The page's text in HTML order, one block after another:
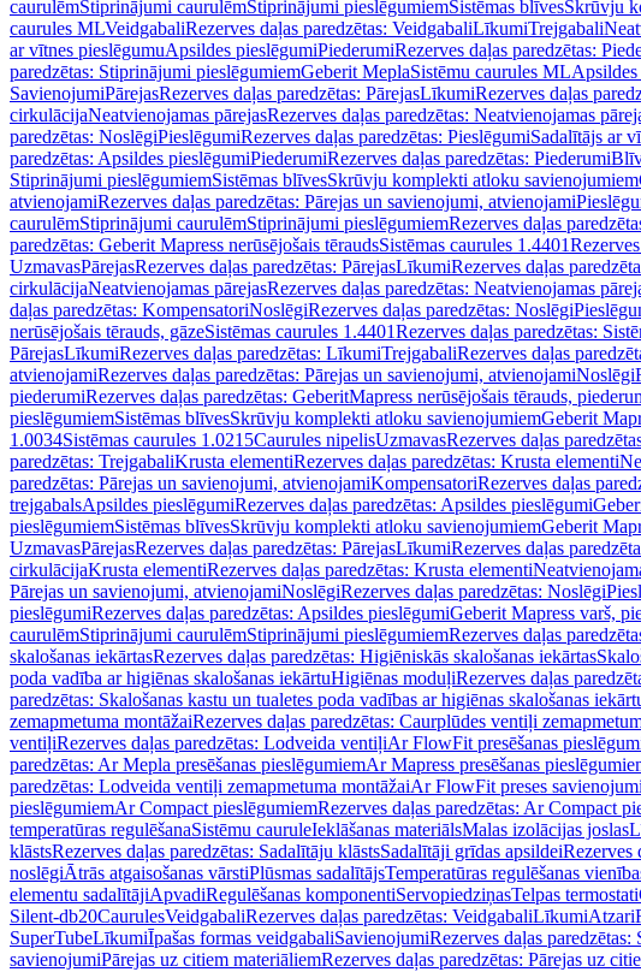
caurulēmStiprinājumi caurulēmStiprinājumi pieslēgumiemSistēmas blīvesSkrūvju
caurules MLVeidgabaliRezerves daļas paredzētas: VeidgabaliLīkumiTrejgabali
ar vītnes pieslēgumuApsildes pieslēgumiPiederumiRezerves daļas paredzētas:
paredzētas: Stiprinājumi pieslēgumiemGeberit MeplaSistēmu caurules ML
SavienojumiPārejasRezerves daļas paredzētas: PārejasLīkumiRezerves daļas
cirkulācijaNeatvienojamas pārejasRezerves daļas paredzētas: Neatvienojamas
paredzētas: NoslēgiPieslēgumiRezerves daļas paredzētas: PieslēgumiSadalītājs ar
paredzētas: Apsildes pieslēgumiPiederumiRezerves daļas paredzētas: Piederumi
Stiprinājumi pieslēgumiemSistēmas blīvesSkrūvju komplekti atloku savienojumiem
atvienojamiRezerves daļas paredzētas: Pārejas un savienojumi, atvienojami
caurulēmStiprinājumi caurulēmStiprinājumi pieslēgumiemRezerves daļas
paredzētas: Geberit Mapress nerūsējošais tēraudsSistēmas caurules 1.4401
UzmavasPārejasRezerves daļas paredzētas: PārejasLīkumiRezerves daļas
cirkulācijaNeatvienojamas pārejasRezerves daļas paredzētas: Neatvienojamas
daļas paredzētas: KompensatoriNoslēgiRezerves daļas paredzētas: Noslēgi
nerūsējošais tērauds, gāzeSistēmas caurules 1.4401Rezerves daļas paredzētas:
PārejasLīkumiRezerves daļas paredzētas: LīkumiTrejgabaliRezerves daļas
atvienojamiRezerves daļas paredzētas: Pārejas un savienojumi, atvienojamiNoslēgi
piederumiRezerves daļas paredzētas: GeberitMapress nerūsējošais tērauds,
pieslēgumiemSistēmas blīvesSkrūvju komplekti atloku savienojumiemGeberit
1.0034Sistēmas caurules 1.0215Caurules nipelisUzmavasRezerves daļas
paredzētas: TrejgabaliKrusta elementiRezerves daļas paredzētas: Krusta elementi
paredzētas: Pārejas un savienojumi, atvienojamiKompensatoriRezerves daļas
trejgabalsApsildes pieslēgumiRezerves daļas paredzētas: Apsildes pieslēgumi
pieslēgumiemSistēmas blīvesSkrūvju komplekti atloku savienojumiemGeberit
UzmavasPārejasRezerves daļas paredzētas: PārejasLīkumiRezerves daļas
cirkulācijaKrusta elementiRezerves daļas paredzētas: Krusta elementi
Pārejas un savienojumi, atvienojamiNoslēgiRezerves daļas paredzētas: Noslēgi
pieslēgumiRezerves daļas paredzētas: Apsildes pieslēgumiGeberit Mapress varš,
caurulēmStiprinājumi caurulēmStiprinājumi pieslēgumiemRezerves daļas
skalošanas iekārtasRezerves daļas paredzētas: Higiēniskās skalošanas iekārtas
poda vadība ar higiēnas skalošanas iekārtuHigiēnas moduļiRezerves daļas
paredzētas: Skalošanas kastu un tualetes poda vadības ar higiēnas skalošanas
zemapmetuma montāžaiRezerves daļas paredzētas: Caurplūdes ventiļi
ventiļiRezerves daļas paredzētas: Lodveida ventiļiAr FlowFit presēšanas
paredzētas: Ar Mepla presēšanas pieslēgumiemAr Mapress presēšanas
paredzētas: Lodveida ventiļi zemapmetuma montāžaiAr FlowFit preses
pieslēgumiemAr Compact pieslēgumiemRezerves daļas paredzētas: Ar Compact
temperatūras regulēšanaSistēmu cauruleIeklāšanas materiālsMalas izolācijas joslas
klāstsRezerves daļas paredzētas: Sadalītāju klāstsSadalītāji grīdas apsildeiRezerves
noslēgiĀtrās atgaisošanas vārstiPlūsmas sadalītājsTemperatūras regulēšanas
elementu sadalītājiApvadiRegulēšanas komponentiServopiedziņasTelpas termostati
Silent-db20CaurulesVeidgabaliRezerves daļas paredzētas: VeidgabaliLīkumiAtzari
SuperTubeLīkumiĪpašas formas veidgabaliSavienojumiRezerves daļas paredzētas:
savienojumiPārejas uz citiem materiāliemRezerves daļas paredzētas: Pārejas uz